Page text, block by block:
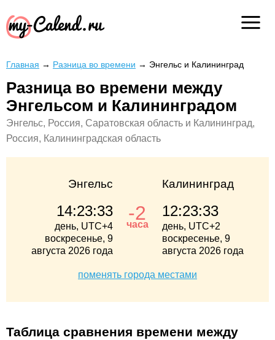
Главная → Разница во времени → Энгельс и Калининград
Разница во времени между
Энгельсом и Калининградом
Энгельс, Россия, Саратовская область и Калининград,
Россия, Калининградская область
Энгельс Калининград
14:23:33
день, UTC+4
воскресенье, 9
августа 2026 года
-2
часа
12:23:33
день, UTC+2
воскресенье, 9
августа 2026 года
поменять города местами
Таблица сравнения времени между